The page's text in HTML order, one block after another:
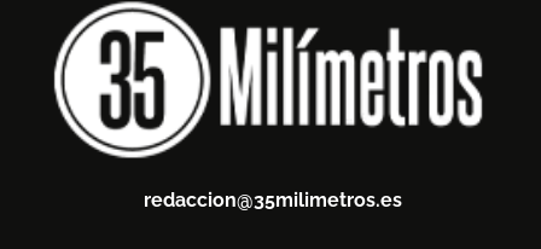
redaccion@35milimetros.es